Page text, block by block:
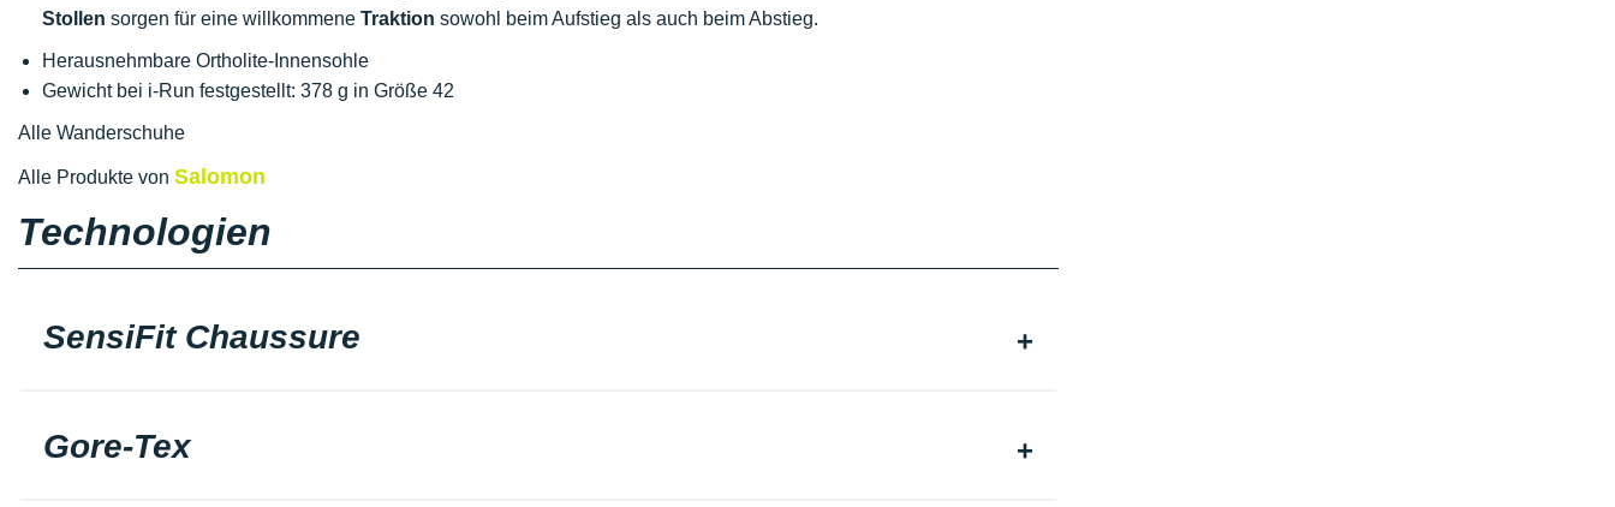
Stollen sorgen für eine willkommene Traktion sowohl beim Aufstieg als auch beim Abstieg.
Herausnehmbare Ortholite-Innensohle
Gewicht bei i-Run festgestellt: 378 g in Größe 42
Alle Wanderschuhe
Alle Produkte von Salomon
Technologien
SensiFit Chaussure
Gore-Tex